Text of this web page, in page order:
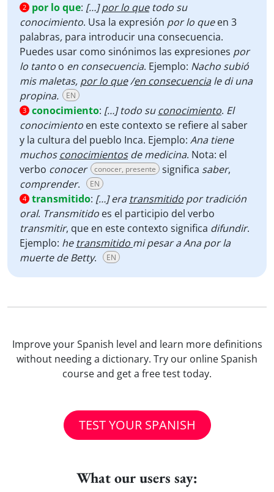
2 por lo que: […]por lo quetodo su
conocimiento. Usa la expresión por lo queen 3
palabras, para introducir una consecuencia.
Puedes usar como sinónimos las expresiones por
lo tanto o en consecuencia. Ejemplo: Nacho subió
mis maletas, por lo que/en consecuenciale di una
propina.
EN
3 conocimiento: […] todo suconocimiento. El
conocimiento en este contexto se refiere al saber
y la cultura del pueblo Inca. Ejemplo: Ana tiene
muchosconocimientosde medicina. Nota: el
verbo conocer conocer, presente significa saber,
comprender. EN
4 transmitido: […] era transmitido por tradición
oral. Transmitido es el participio del verbo
transmitir, que en este contexto significa difundir.
Ejemplo: he transmitido mi pesar a Ana por la
muerte de Betty. EN
Improve your Spanish level and learn more definitions
without needing a dictionary. Try our online Spanish
course and get a free test today.
TEST YOUR SPANISH
What our users say: